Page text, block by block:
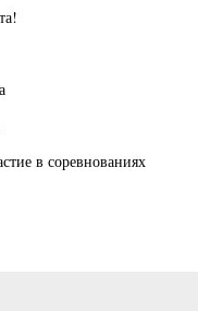
в соревнованиях